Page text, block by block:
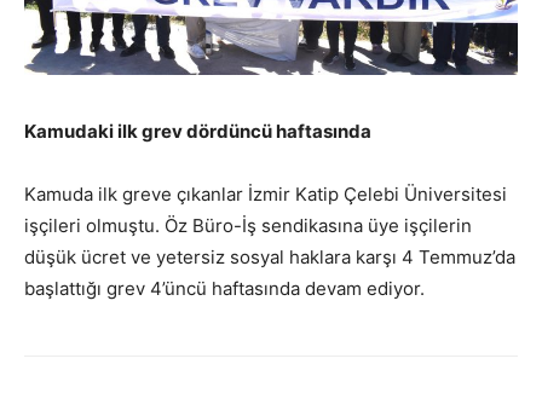
Kamudaki ilk grev dördüncü haftasında
Kamuda ilk greve çıkanlar İzmir Katip Çelebi Üniversitesi
işçileri olmuştu. Öz Büro-İş sendikasına üye işçilerin
düşük ücret ve yetersiz sosyal haklara karşı 4 Temmuz’da
başlattığı grev 4’üncü haftasında devam ediyor.